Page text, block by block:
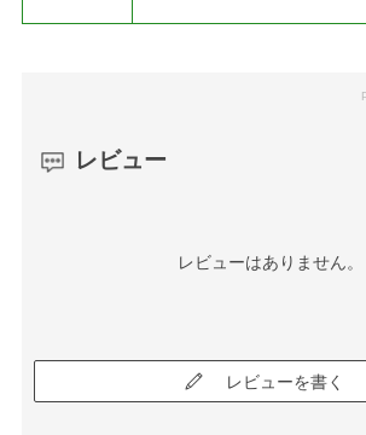
レビュー
レビューはありません。
レビューを書く